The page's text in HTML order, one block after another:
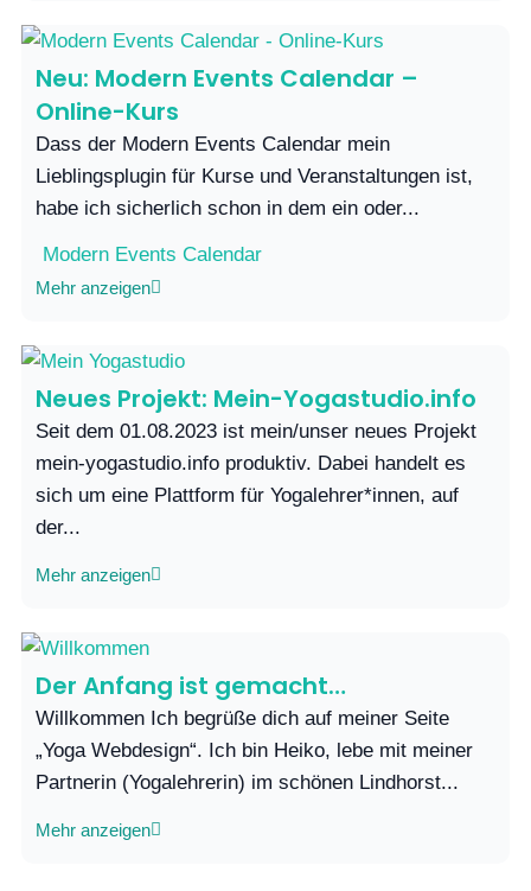
Neu: Modern Events Calendar –
Online-Kurs
Dass der Modern Events Calendar mein
Lieblingsplugin für Kurse und Veranstaltungen ist,
habe ich sicherlich schon in dem ein oder...
Modern Events Calendar
Mehr anzeigen
Neues Projekt: Mein-Yogastudio.info
Seit dem 01.08.2023 ist mein/unser neues Projekt
mein-yogastudio.info produktiv. Dabei handelt es
sich um eine Plattform für Yogalehrer*innen, auf
der...
Mehr anzeigen
Der Anfang ist gemacht…
Willkommen Ich begrüße dich auf meiner Seite
„Yoga Webdesign“. Ich bin Heiko, lebe mit meiner
Partnerin (Yogalehrerin) im schönen Lindhorst...
Mehr anzeigen